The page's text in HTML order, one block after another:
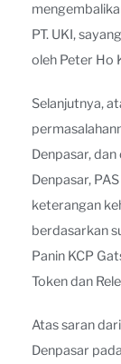
PT. UKI,
oleh Peter Ho
Selanjutnya,
Denpasar,
Denpasar,
keterangan
berdasarkan
Panin KCP
Token dan
Atas saran
Denpasar